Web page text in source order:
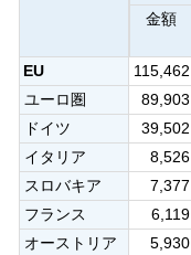
金額
EU 115,462
ユーロ圏
89,903
ドイツ
39,502
イタリア
8,526
スロバキア
7,377
フランス
6,119
オーストリア
5,930